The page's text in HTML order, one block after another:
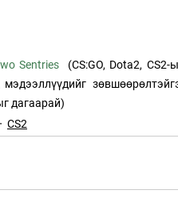
Sentries
(CS:GO, Dota2,
дагаарай)
CS2